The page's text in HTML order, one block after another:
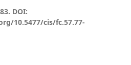
DOI:
10.5477/cis/fc.57.77-